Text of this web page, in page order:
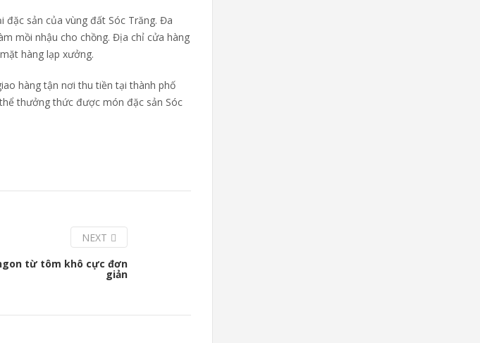
đặc sản của vùng đất Sóc Trăng. Đa
mồi nhậu cho chồng. Địa chỉ cửa hàng
hàng lạp xưởng.
hàng tận nơi thu tiền tại thành phố
thưởng thức được món đặc sản Sóc
NEXT
từ tôm khô cực đơn
giản